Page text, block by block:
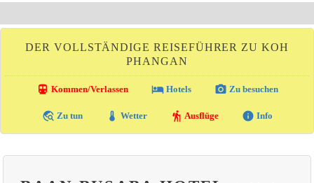
DER VOLLSTÄNDIGE REISEFÜHRER ZU KOH
PHANGAN
directions_transit Kommen/Verlassen local_hotelHotels photo_camera Zu besuchen
travel_explore Zu tun thermostat Wetter hiking Ausflüge info Info